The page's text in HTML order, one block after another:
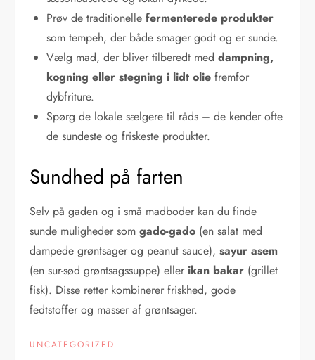
Prøv de traditionellefermenterede produkter
som tempeh, der både smager godt og er sunde.
Vælg mad, der bliver tilberedt meddampning,
kogning eller stegning i lidt olie fremfor
dybfriture.
Spørg de lokale sælgere til råds – de kender ofte
de sundeste og friskeste produkter.
Sundhed på farten
Selv på gaden og i små madboder kan du finde
sunde muligheder somgado-gado (en salat med
dampede grøntsager og peanut sauce),sayur asem
(en sur-sød grøntsagssuppe) eller ikan bakar (grillet
fisk). Disse retter kombinerer friskhed, gode
fedtstoffer og masser af grøntsager.
UNCATEGORIZED